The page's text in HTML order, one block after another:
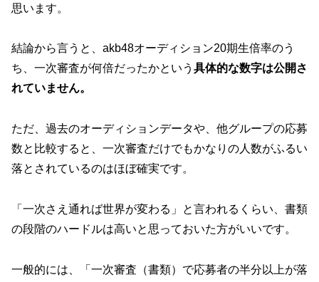
思います。
結論から言うと、akb48オーディション20期生倍率のう
ち、一次審査が何倍だったかという 具体的な数字は公開さ
れていません。
ただ、過去のオーディションデータや、他グループの応募
数と比較すると、一次審査だけでもかなりの人数がふるい
落とされているのはほぼ確実です。
「一次さえ通れば世界が変わる」と言われるくらい、書類
の段階のハードルは高いと思っておいた方がいいです。
一般的には、
「一次審査（書類）で応募者の半分以上が落